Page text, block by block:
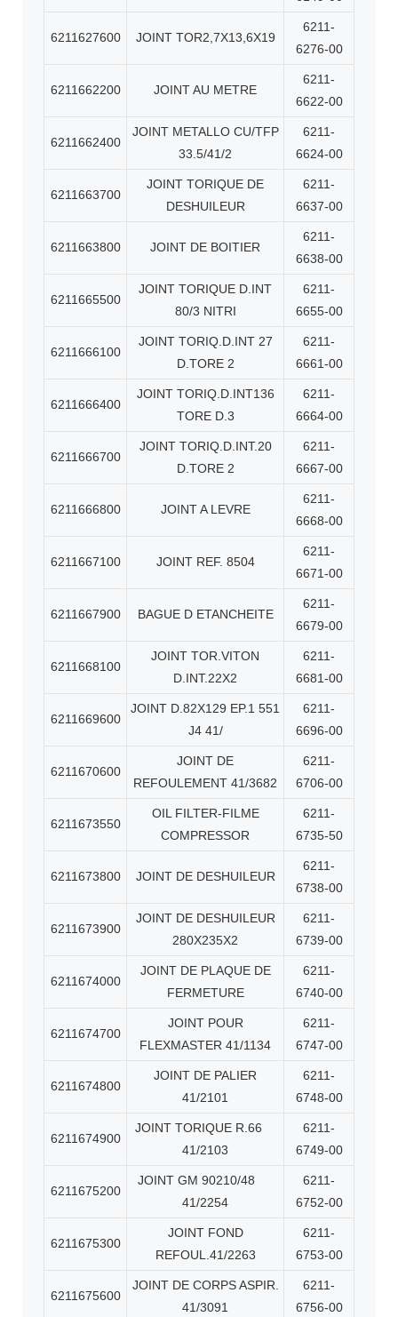
6211627600 JOINT TOR2,7X13,6X19
6211-
6276-00
6211662200 JOINT AU METRE
6211-
6622-00
6211662400
JOINT METALLO CU/TFP
33.5/41/2
6211-
6624-00
6211663700
JOINT TORIQUE DE
DESHUILEUR
6211-
6637-00
6211663800 JOINT DE BOITIER
6211-
6638-00
6211665500
JOINT TORIQUE D.INT
80/3 NITRI
6211-
6655-00
6211666100
JOINT TORIQ.D.INT 27
D.TORE 2
6211-
6661-00
6211666400
JOINT TORIQ.D.INT136
TORE D.3
6211-
6664-00
6211666700
JOINT TORIQ.D.INT.20
D.TORE 2
6211-
6667-00
6211666800 JOINT A LEVRE
6211-
6668-00
6211667100 JOINT REF. 8504
6211-
6671-00
6211667900 BAGUE D ETANCHEITE
6211-
6679-00
6211668100
JOINT TOR.VITON
D.INT.22X2
6211-
6681-00
6211669600
JOINT D.82X129 EP.1 551
J4 41/
6211-
6696-00
6211670600
JOINT DE
REFOULEMENT 41/3682
6211-
6706-00
6211673550
OIL FILTER-FILME
COMPRESSOR
6211-
6735-50
6211673800 JOINT DE DESHUILEUR
6211-
6738-00
6211673900
JOINT DE DESHUILEUR
280X235X2
6211-
6739-00
6211674000
JOINT DE PLAQUE DE
FERMETURE
6211-
6740-00
6211674700
JOINT POUR
FLEXMASTER 41/1134
6211-
6747-00
6211674800
JOINT DE PALIER
41/2101
6211-
6748-00
6211674900
JOINT TORIQUE R.66
41/2103
6211-
6749-00
6211675200
JOINT GM 90210/48
41/2254
6211-
6752-00
6211675300
JOINT FOND
REFOUL.41/2263
6211-
6753-00
6211675600
JOINT DE CORPS ASPIR.
41/3091
6211-
6756-00